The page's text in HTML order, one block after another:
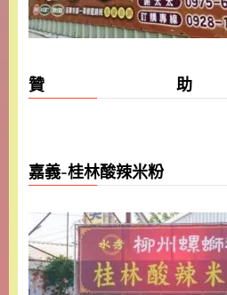
贊 助
嘉義-桂林酸辣米粉